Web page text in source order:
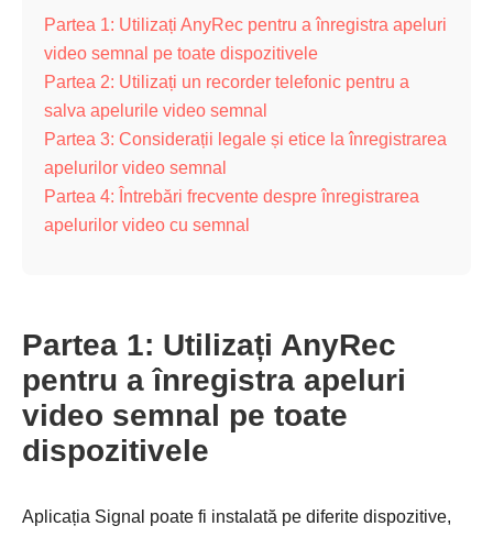
Partea 1: Utilizați AnyRec pentru a înregistra apeluri
video semnal pe toate dispozitivele
Partea 2: Utilizați un recorder telefonic pentru a
salva apelurile video semnal
Partea 3: Considerații legale și etice la înregistrarea
apelurilor video semnal
Partea 4: Întrebări frecvente despre înregistrarea
apelurilor video cu semnal
Partea 1: Utilizați AnyRec
pentru a înregistra apeluri
video semnal pe toate
dispozitivele
Aplicația Signal poate fi instalată pe diferite dispozitive,